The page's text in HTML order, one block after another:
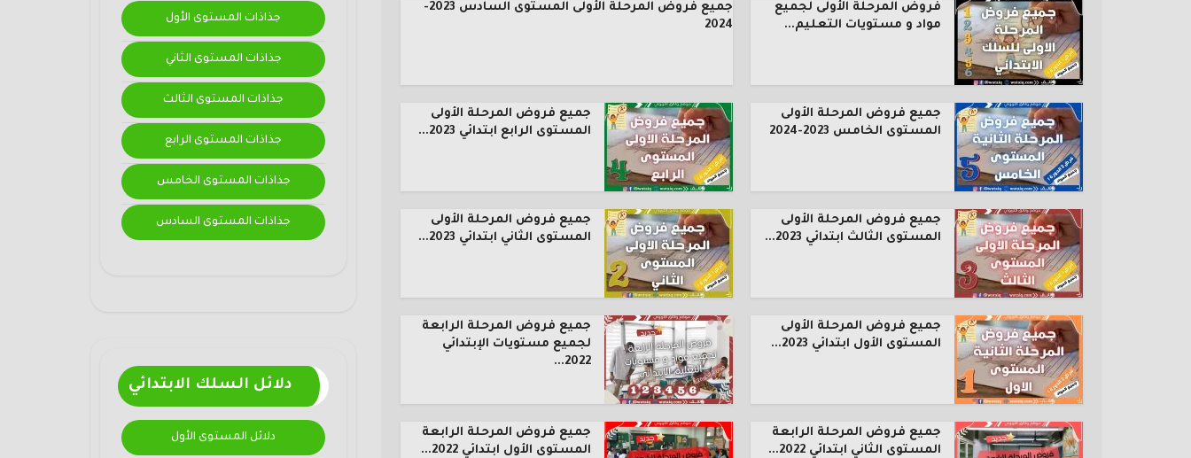
جذاذات المستوى الأول
جذاذات المستوى الثاني
جذاذات المستوى الثالث
جذاذات المستوى الرابع
جذاذات المستوى الخامس
جذاذات المستوى السادس
دلائل السلك الابتدائي
دلائل المستوى الأول
فروض المرحلة الأولى لجميع
مواد و مستويات التعليم...
جميع فروض المرحلة الأولى المستوى السادس 2023-
2024
جميع فروض المرحلة الأولى
المستوى الخامس 2023-2024
جميع فروض المرحلة الأولى
المستوى الرابع ابتدائي 2023...
جميع فروض المرحلة الأولى
المستوى الثالث ابتدائي 2023...
جميع فروض المرحلة الأولى
المستوى الثاني ابتدائي 2023...
جميع فروض المرحلة الأولى
المستوى الأول ابتدائي 2023...
جميع فروض المرحلة الرابعة
لجميع مستويات الإبتدائي
2022...
جميع فروض المرحلة الرابعة
المستوى الثاني ابتدائي 2022...
جميع فروض المرحلة الرابعة
المستوى الأول ابتدائي 2022...